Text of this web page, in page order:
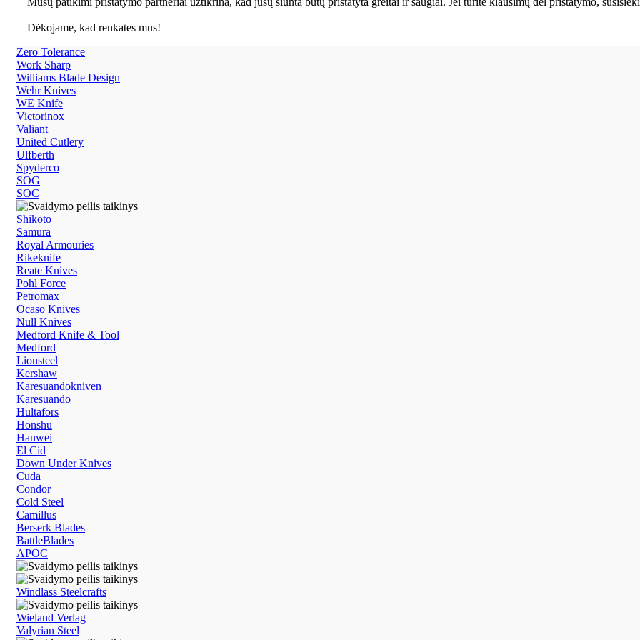
Dėkojame, kad renkates mus!
Zero Tolerance
Work Sharp
Williams Blade Design
Wehr Knives
WE Knife
Victorinox
Valiant
United Cutlery
Ulfberth
Spyderco
SOG
SOC
Shikoto
Samura
Royal Armouries
Rikeknife
Reate Knives
Pohl Force
Petromax
Ocaso Knives
Null Knives
Medford Knife & Tool
Medford
Lionsteel
Kershaw
Karesuandokniven
Karesuando
Hultafors
Honshu
Hanwei
El Cid
Down Under Knives
Cuda
Condor
Cold Steel
Camillus
Berserk Blades
BattleBlades
APOC
Windlass Steelcrafts
Wieland Verlag
Valyrian Steel